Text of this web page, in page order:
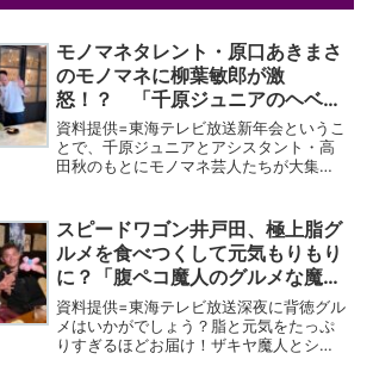
モノマネタレント・原口あきまさ
のモノマネに柳葉敏郎が激
怒！？ 「千原ジュニアのヘベレ
ケ」
資料提供=東海テレビ放送新年会というこ
とで、千原ジュニアとアシスタント・高
田秋のもとにモノマネ芸人たちが大集
豪華有名人のモノマネが飛び出し、即興
モノマネセッションに・・...
スピードワゴン井戸田、極上脂グ
ルメを食べつくして元気もりもり
に？「腹ペコ魔人のグルメな魔
法 脂過多ブラ」
資料提供=東海テレビ放送深夜に背徳グル
メはいかがでしょう？脂と元気をたっぷ
りすぎるほどお届け！ザキヤ魔人とシバ